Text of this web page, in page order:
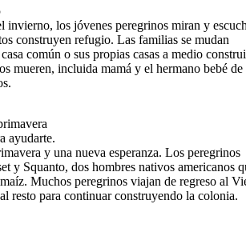
invierno, los jóvenes peregrinos miran y
construyen refugio. Las familias se mudan
común o sus propias casas a medio
mueren, incluida mamá y el hermano bebé de
ayudarte.
y una nueva esperanza. Los peregrinos
y Squanto, dos hombres nativos americanos
Muchos peregrinos viajan de regreso al
resto para continuar construyendo la colonia.